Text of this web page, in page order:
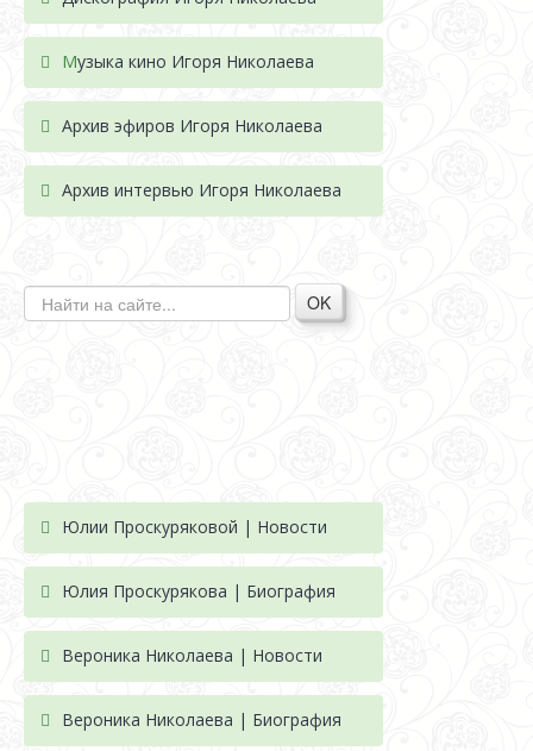
Музыка кино Игоря Николаева
Архив эфиров Игоря Николаева
Архив интервью Игоря Николаева
OK
Юлии Проскуряковой | Новости
Юлия Проскурякова | Биография
Вероника Николаева | Новости
Вероника Николаева | Биография